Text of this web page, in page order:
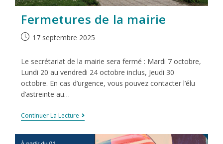
Fermetures de la mairie
17 septembre 2025
Le secrétariat de la mairie sera fermé : Mardi 7 octobre,
Lundi 20 au vendredi 24 octobre inclus, Jeudi 30
octobre. En cas d’urgence, vous pouvez contacter l’élu
d’astreinte au…
Continuer La Lecture